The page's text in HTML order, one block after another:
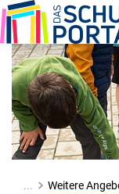
... Weitere